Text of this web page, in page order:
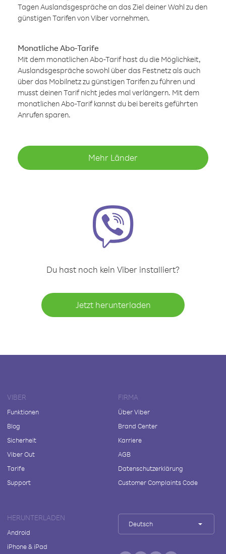
Tagen Auslandsgespräche an das Ziel deiner Wahl zu den
günstigen Tarifen von Viber vornehmen.
Monatliche Abo-Tarife
Mit dem monatlichen Abo-Tarif hast du die Möglichkeit,
Auslandsgespräche sowohl über das Festnetz als auch
über das Mobilnetz zu günstigen Tarifen zu führen und
musst deinen Tarif nicht jedes mal verlängern. Mit dem
monatlichen Abo-Tarif kannst du bei bereits geführten
Anrufen sparen.
Mehr Länder
Du hast noch kein Viber installiert?
Jetzt herunterladen
VIBER
Funktionen
Blog
Sicherheit
Viber Out
Tarife
Support
FIRMA
Über Viber
Brand Center
Karriere
AGB
Datenschutzerklärung
Customer Complaints Code
HERUNTERLADEN
Android
iPhone & iPad
Deutsch